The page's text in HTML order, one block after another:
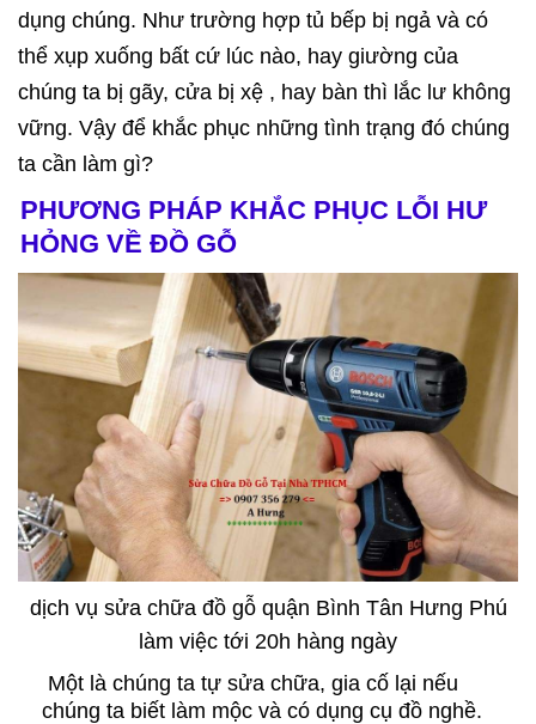
dụng chúng. Như trường hợp tủ bếp bị ngả và có
thể xụp xuống bất cứ lúc nào, hay giường của
chúng ta bị gãy, cửa bị xệ , hay bàn thì lắc lư không
vững. Vậy để khắc phục những tình trạng đó chúng
ta cần làm gì?
PHƯƠNG PHÁP KHẮC PHỤC LỖI HƯ
HỎNG VỀ ĐỒ GỖ
dịch vụ sửa chữa đồ gỗ quận Bình Tân Hưng Phú
làm việc tới 20h hàng ngày
Một là chúng ta tự sửa chữa, gia cố lại nếu
chúng ta biết làm mộc và có dụng cụ đồ nghề.